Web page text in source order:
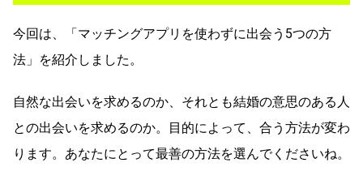
今回は、「マッチングアプリを使わずに出会う5つの方
法」を紹介しました。
自然な出会いを求めるのか、それとも結婚の意思のある人
との出会いを求めるのか。目的によって、合う方法が変わ
ります。あなたにとって最善の方法を選んでくださいね。